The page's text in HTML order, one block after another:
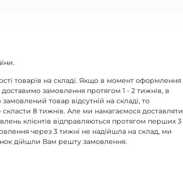
товарів на складі. Якщо в момент оформлення
замовлення протягом 1 - 2 тижнів, в
товар відсутній на складі, то
8 тижнів. Але ми намагаємося доставляти
клієнтів відправляються протягом перших 3
через 3 тижні не надійшла на склад, ми
дійшли Вам решту замовлення.